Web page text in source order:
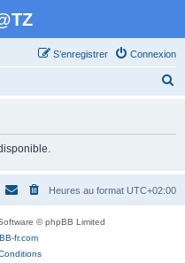
Connexion
S’enregistrer
r
c
Heures au format UTC+02:00
© phpBB Limited
fr.com